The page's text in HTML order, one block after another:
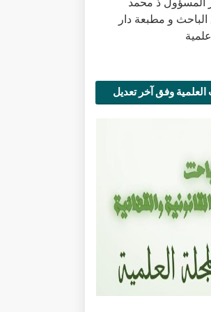
و مطبعة دار
وفق آخر تعديل